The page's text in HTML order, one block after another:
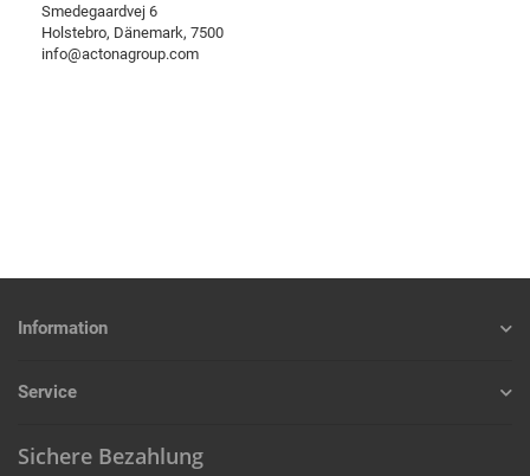
Smedegaardvej 6
Holstebro, Dänemark, 7500
info@actonagroup.com
Information
Service
Sichere Bezahlung